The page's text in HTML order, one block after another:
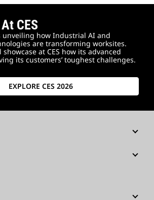
CES
unveiling how Industrial AI and
are transforming worksites.
at CES how its advanced
its customers’ toughest challenges.
EXPLORE CES 2026
Corporativos